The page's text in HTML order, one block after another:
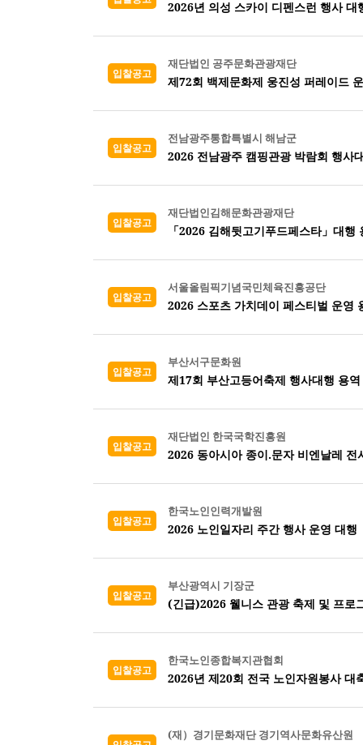
2026년 의성 스카이 디펜스런 행사
입찰공고
재단법인 공주문화관광재단
제72회 백제문화제 웅진성 퍼레이드
입찰공고
전남광주통합특별시 해남군
2026 전남광주 캠핑관광 박람회 행사
입찰공고
재단법인김해문화관광재단
「2026 김해뒷고기푸드페스타」대행
입찰공고
서울올림픽기념국민체육진흥공단
2026 스포츠 가치데이 페스티벌 운영
입찰공고
부산서구문화원
제17회 부산고등어축제 행사대행 용
입찰공고
재단법인 한국국학진흥원
2026 동아시아 종이.문자 비엔날레 전
입찰공고
한국노인인력개발원
2026 노인일자리 주간 행사 운영 대행
입찰공고
부산광역시 기장군
(긴급)2026 웰니스 관광 축제 및 프로
입찰공고
한국노인종합복지관협회
2026년 제20회 전국 노인자원봉사 대
(재）경기문화재단 경기역사문화유산원